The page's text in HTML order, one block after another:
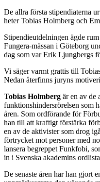
De allra första stipendiaterna ur
heter Tobias Holmberg och
Stipendieutdelningen ägde
Fungera-mässan i Göteborg
dag som var Erik Ljungbergs
Vi säger varmt grattis till
Nedan återfinns juryns
Tobias Holmberg är en av de
funktionshindersrörelsen som
åren. Som ordförande för
han till att kraftigt förstärka
en av de aktivister som drog
förtrycket mot personer med
lansera begreppet Funkfobi,
in i Svenska akademins
De senaste åren har han gjort